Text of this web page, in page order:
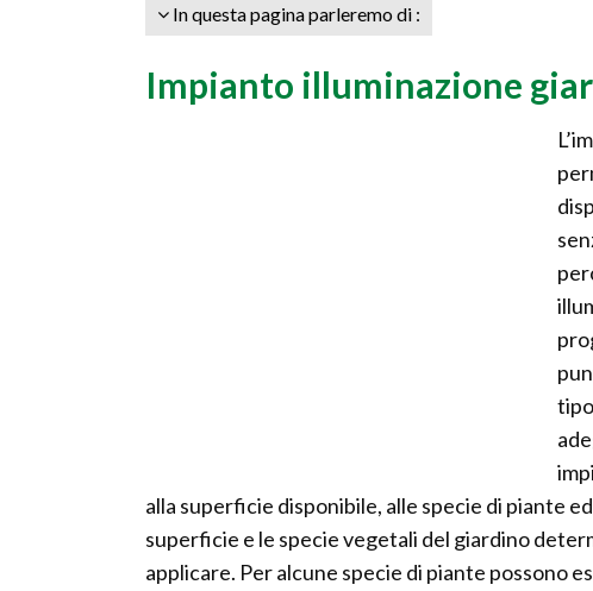
In questa pagina parleremo di :
Impianto illuminazione
alla superficie disponibile, alle specie di piante
superficie e le specie vegetali del giardino
applicare. Per alcune specie di piante possono